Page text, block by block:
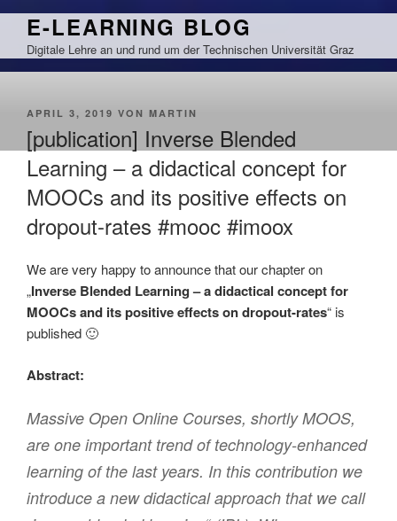
Zum
springen
E-LEARNING BLOG
Digitale Lehre an und rund um der Technischen Universität Graz
VERÖFFENTLICHT
APRIL 3, 2019 VON MARTIN
[publication] Inverse Blended
Learning – a didactical concept for
MOOCs and its positive effects on
dropout-rates #mooc #imoox
We are very happy to announce that our chapter on
„Inverse Blended Learning – a didactical concept for
MOOCs and its positive effects on dropout-rates“ is
published 🙂
Abstract:
Massive Open Online Courses, shortly MOOS,
are one important trend of technology-enhanced
learning of the last years. In this contribution we
introduce a new didactical approach that we call